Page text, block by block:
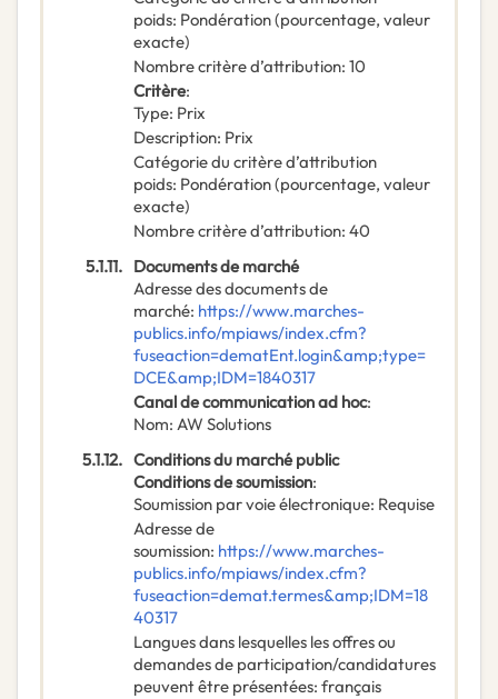
poids: Pondération (pourcentage, valeur
exacte)
Nombre critère d’attribution: 10
Critère:
Type: Prix
Description: Prix
Catégorie du critère d’attribution
poids: Pondération (pourcentage, valeur
exacte)
Nombre critère d’attribution: 40
5.1.11. Documents de marché
Adresse des documents de
marché: https://www.marches-
publics.info/mpiaws/index.cfm?
fuseaction=dematEnt.login&amp;type=
DCE&amp;IDM=1840317
Canal de communication ad hoc:
Nom: AW Solutions
5.1.12. Conditions du marché public
Conditions de soumission:
Soumission par voie électronique: Requise
Adresse de
soumission: https://www.marches-
publics.info/mpiaws/index.cfm?
fuseaction=demat.termes&amp;IDM=18
40317
Langues dans lesquelles les offres ou
demandes de participation/candidatures
peuvent être présentées: français